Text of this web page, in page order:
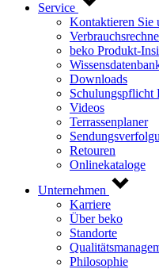
Service
Kontaktieren Sie
beko Produkt-
Downloads
Schulungspflicht
Videos
Terrassenplaner
Retouren
Onlinekataloge
Unternehmen
Karriere
Über beko
Standorte
Philosophie